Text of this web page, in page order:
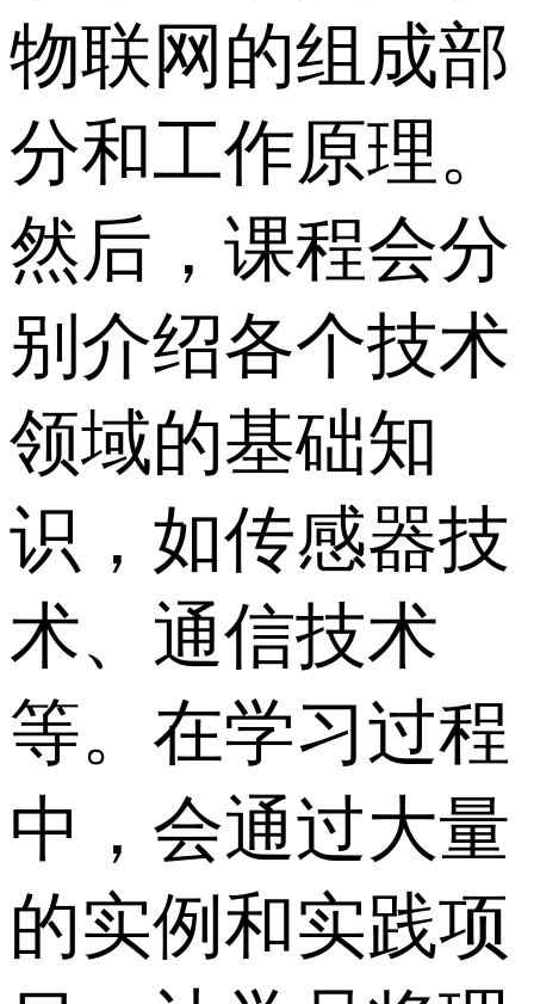
物联网的组成部
分和工作原理。
然后，课程会分
别介绍各个技术
领域的基础知
识，如传感器技
术、通信技术
等。在学习过程
中，会通过大量
的实例和实践项